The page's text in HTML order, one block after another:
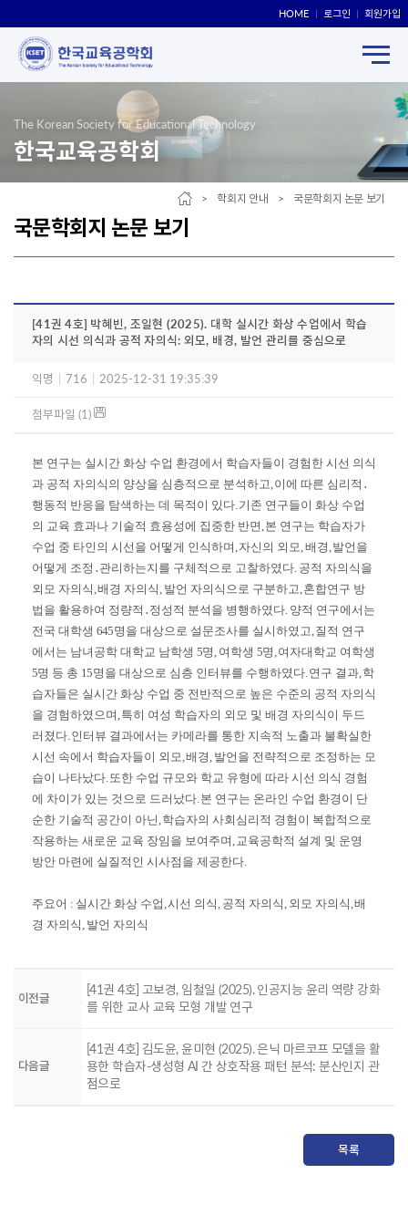
HOME 로그인 회원가입
The Korean Society for Educational Technology
한국교육공학회
국문학회지 논문 보기
> 학회지 안내 > 국문학회지 논문 보기
[41권 4호] 박혜빈, 조일현 (2025). 대학 실시간 화상 수업에서 학습
자의 시선 의식과 공적 자의식: 외모, 배경, 발언 관리를 중심으로
익명 716 2025-12-31 19:35:39
첨부파일 (1)
본 연구는 실시간 화상 수업 환경에서 학습자들이 경험한 시선 의식
과 공적 자의식의 양상을 심층적으로 분석하고,이에 따른 심리적 ․
행동적 반응을 탐색하는 데 목적이 있다.기존 연구들이 화상 수업
의 교육 효과나 기술적 효용성에 집중한 반면 ,본 연구는 학습자가
수업 중 타인의 시선을 어떻게 인식하며 ,자신의 외모,배경 ,발언을
어떻게 조정 ․ 관리하는지를 구체적으로 고찰하였다. 공적 자의식을
외모 자의식 ,배경 자의식 , 발언 자의식으로 구분하고,혼합연구 방
법을 활용하여 정량적 ․ 정성적 분석을 병행하였다. 양적 연구에서는
전국 대학생 645명을 대상으로 설문조사를 실시하였고,질적 연구
에서는 남녀공학 대학교 남학생 5명 , 여학생 5명 ,여자대학교 여학생
5명 등 총 15명을 대상으로 심층 인터뷰를 수행하였다.연구 결과,학
습자들은 실시간 화상 수업 중 전반적으로 높은 수준의 공적 자의식
을 경험하였으며 ,특히 여성 학습자의 외모 및 배경 자의식이 두드
러졌다.인터뷰 결과에서는 카메라를 통한 지속적 노출과 불확실한
시선 속에서 학습자들이 외모,배경 , 발언을 전략적으로 조정하는 모
습이 나타났다.또한 수업 규모와 학교 유형에 따라 시선 의식 경험
에 차이가 있는 것으로 드러났다.본 연구는 온라인 수업 환경이 단
순한 기술적 공간이 아닌 ,학습자의 사회심리적 경험이 복합적으로
작용하는 새로운 교육 장임을 보여주며 ,교육공학적 설계 및 운영
방안 마련에 실질적인 시사점을 제공한다.
주요어 : 실시간 화상 수업 ,시선 의식 , 공적 자의식 , 외모 자의식 ,배
경 자의식 , 발언 자의식
이전글
[41권 4호] 고보경, 임철일 (2025). 인공지능 윤리 역량 강화
를 위한 교사 교육 모형 개발 연구
다음글
[41권 4호] 김도윤, 윤미현 (2025). 은닉 마르코프 모델을 활
용한 학습자-생성형 AI 간 상호작용 패턴 분석: 분산인지 관
점으로
목록